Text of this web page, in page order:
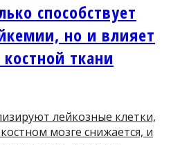
способствует
но и влияет
ткани
лейкозные клетки,
мозге снижается, и